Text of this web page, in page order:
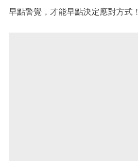
早點警覺，才能早點決定應對方式！